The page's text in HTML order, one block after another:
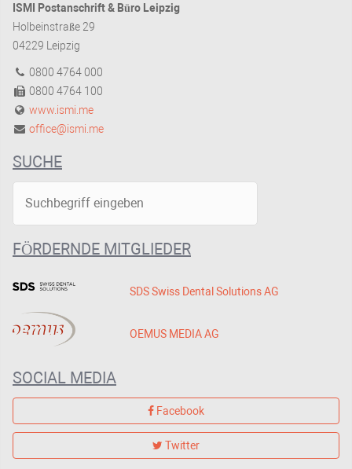
ISMI Postanschrift & Büro Leipzig
Holbeinstraße 29
04229 Leipzig
0800 4764 000
0800 4764 100
www.ismi.me
office@ismi.me
SUCHE
FÖRDERNDE MITGLIEDER
SDS Swiss Dental Solutions AG
OEMUS MEDIA AG
SOCIAL MEDIA
Facebook
Twitter